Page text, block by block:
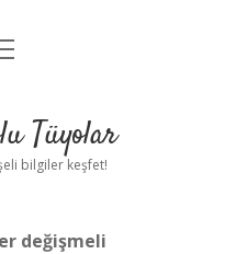
Tüyolar
bilgiler keşfet!
değişmeli